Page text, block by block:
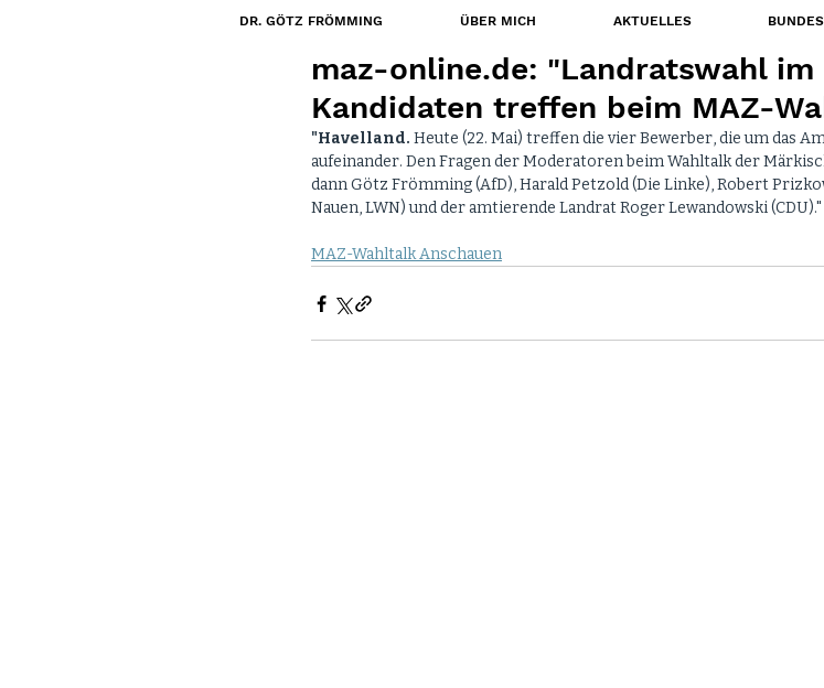
maz-online.de: "Landratswahl im
Kandidaten treffen beim MAZ-
"Havelland. Heute (22. Mai) treffen die vier Bewerber, die um das
aufeinander. Den Fragen der Moderatoren beim Wahltalk der
dann Götz Frömming (AfD), Harald Petzold (Die Linke), Robert
Nauen, LWN) und der amtierende Landrat Roger Lewandowski (CDU)."
MAZ-Wahltalk Anschauen
DR. GÖTZ FRÖMMING ÜBER MICH AKTUELLES